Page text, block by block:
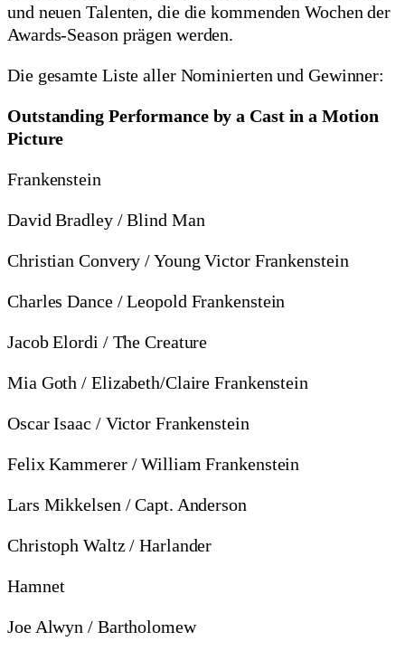
und neuen Talenten, die die kommenden Wochen der
Awards-Season prägen werden.
Die gesamte Liste aller Nominierten und Gewinner:
Outstanding Performance by a Cast in a Motion
Picture
Frankenstein
David Bradley / Blind Man
Christian Convery / Young Victor Frankenstein
Charles Dance / Leopold Frankenstein
Jacob Elordi / The Creature
Mia Goth / Elizabeth/Claire Frankenstein
Oscar Isaac / Victor Frankenstein
Felix Kammerer / William Frankenstein
Lars Mikkelsen / Capt. Anderson
Christoph Waltz / Harlander
Hamnet
Joe Alwyn / Bartholomew